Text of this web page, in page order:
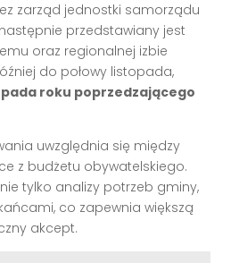
zarząd jednostki samorządu
przedstawiany jest
oraz regionalnej izbie
do połowy listopada,
roku poprzedzającego
uwzględnia się między
z budżetu obywatelskiego.
tylko analizy potrzeb gminy,
co zapewnia większą
akcept.